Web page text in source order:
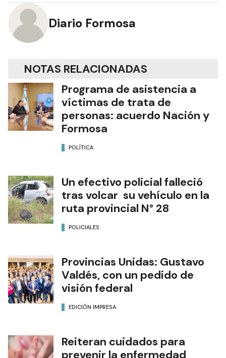
Diario Formosa
NOTAS RELACIONADAS
Programa de asistencia a
víctimas de trata de
personas: acuerdo Nación y
Formosa
POLÍTICA
Un efectivo policial falleció
tras volcar su vehículo en la
ruta provincial N° 28
POLICIALES
Provincias Unidas: Gustavo
Valdés, con un pedido de
visión federal
EDICIÓN IMPRESA
Reiteran cuidados para
prevenir la enfermedad